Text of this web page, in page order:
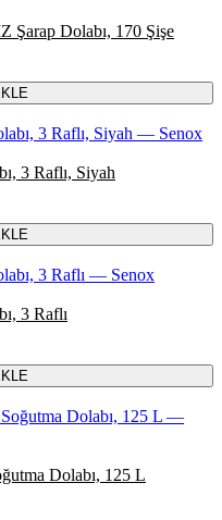
Şarap Dolabı, 170 Şişe
3 Raflı, Siyah
3 Raflı
Dolabı, 125 L